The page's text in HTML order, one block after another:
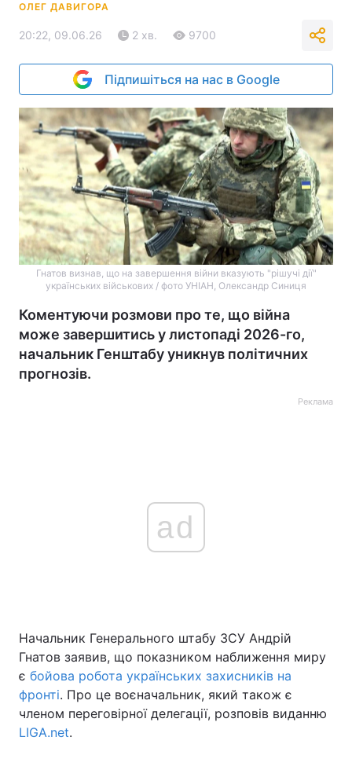
ОЛЕГ ДАВИГОРА
20:22, 09.06.26 2 хв. 9700
Підпишіться на нас в Google
Гнатов визнав, що на завершення війни вказують "рішучі дії"
українських військових / фото УНІАН, Олександр Синиця
Коментуючи розмови про те, що війна
може завершитись у листопаді 2026-го,
начальник Генштабу уникнув політичних
прогнозів.
Реклама
ad
Начальник Генерального штабу ЗСУ Андрій
Гнатов заявив, що показником наближення миру
є бойова робота українських захисників на
фронті. Про це воєначальник, який також є
членом переговірної делегації, розповів виданню
LIGA.net.